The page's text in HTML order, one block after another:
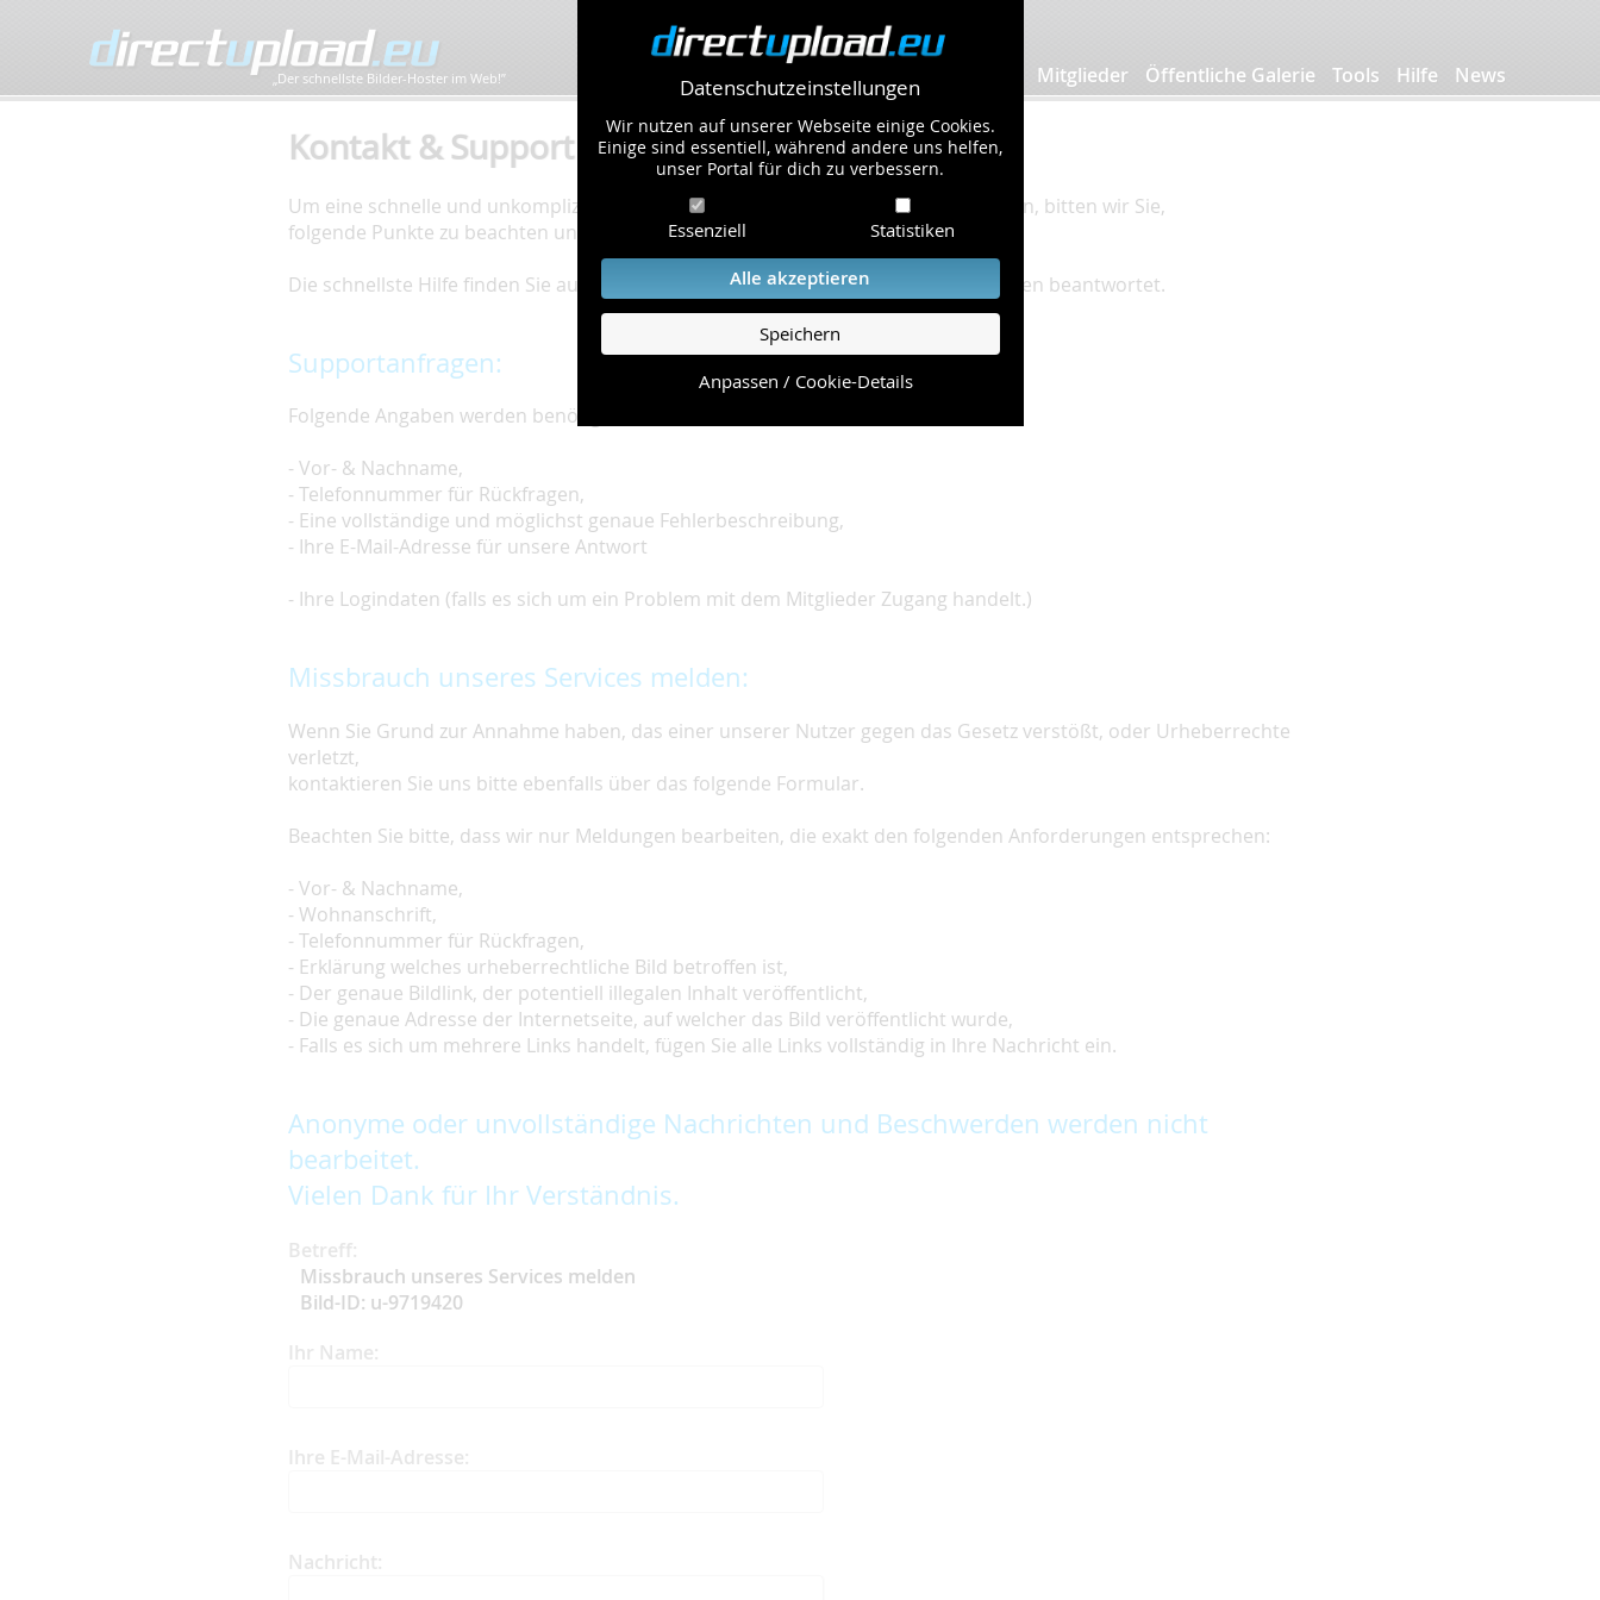
Datenschutzeinstellungen
Wir nutzen auf unserer Webseite einige Cookies.
Einige sind essentiell, während andere uns helfen,
unser Portal für dich zu verbessern.
Essenziell Statistiken
Alle akzeptieren
Speichern
Anpassen / Cookie-Details
„Der schnellste Bilder-Hoster im Web!” Mitglieder Öffentliche Galerie Tools Hilfe News
Kontakt & Support
Um eine schnelle und unkomplizierte Bearbeitung Ihres Problems zu gewährleisten, bitten wir Sie,
folgende Punkte zu beachten und einzuhalten.
Die schnellste Hilfe finden Sie auf unserer
Hilfe Seite, die die häufig gestellten Fragen beantwortet.
Supportanfragen:
Folgende Angaben werden benötigt:
- Vor- & Nachname,
- Telefonnummer für Rückfragen,
- Eine vollständige und möglichst genaue Fehlerbeschreibung,
- Ihre E-Mail-Adresse für unsere Antwort
- Ihre Logindaten (falls es sich um ein Problem mit dem Mitglieder Zugang handelt.)
Missbrauch unseres Services melden:
Wenn Sie Grund zur Annahme haben, das einer unserer Nutzer gegen das Gesetz verstößt, oder Urheberrechte
verletzt,
kontaktieren Sie uns bitte ebenfalls über das folgende Formular.
Beachten Sie bitte, dass wir nur Meldungen bearbeiten, die exakt den folgenden Anforderungen entsprechen:
- Vor- & Nachname,
- Wohnanschrift,
- Telefonnummer für Rückfragen,
- Erklärung welches urheberrechtliche Bild betroffen ist,
- Der genaue Bildlink, der potentiell illegalen Inhalt veröffentlicht,
- Die genaue Adresse der Internetseite, auf welcher das Bild veröffentlicht wurde,
- Falls es sich um mehrere Links handelt, fügen Sie alle Links vollständig in Ihre Nachricht ein.
Anonyme oder unvollständige Nachrichten und Beschwerden werden nicht
bearbeitet.
Vielen Dank für Ihr Verständnis.
Betreff:
Missbrauch unseres Services melden
Bild-ID: u-9719420
Ihr Name:
Ihre E-Mail-Adresse:
Nachricht: